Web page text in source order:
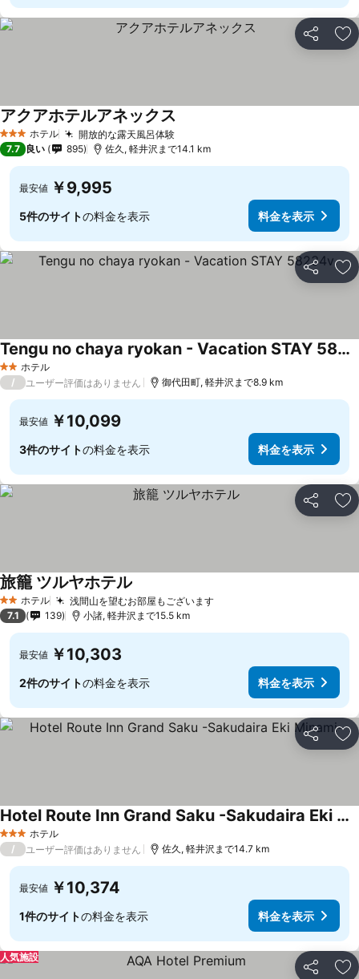
シェア お
3 ホテルのランク
ホテル 開放的な露天風呂体験料金を表示
アクアホテルアネックス
7.7 良い 895 佐久, 軽井沢まで14.1 km
最安値 ￥9,995
5件のサイトの料金を表示 料金を表示
シェア お
2 ホテルのランク
ホテル
Tengu no chaya ryokan - Vacation STAY 58234v
料金を表示
/ ユーザー評価はありません 御代田町, 軽井沢まで8.9 km
最安値 ￥10,099
3件のサイトの料金を表示 料金を表示
シェア お
2 ホテルのランク
ホテル 浅間山を望むお部屋もございます料金を表示
旅籠 ツルヤホテル
7.1 139 小諸, 軽井沢まで15.5 km
最安値 ￥10,303
2件のサイトの料金を表示 料金を表示
シェア お
3 ホテルのランク
ホテル
Hotel Route Inn Grand Saku -Sakudaira Eki Minami-
料金を表示
/ ユーザー評価はありません 佐久, 軽井沢まで14.7 km
最安値 ￥10,374
1件のサイトの料金を表示 料金を表示
シェア お
人気施設